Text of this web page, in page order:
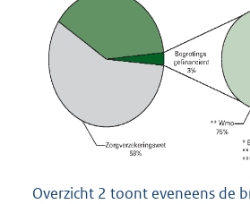
Overzicht 2 toont eveneens de